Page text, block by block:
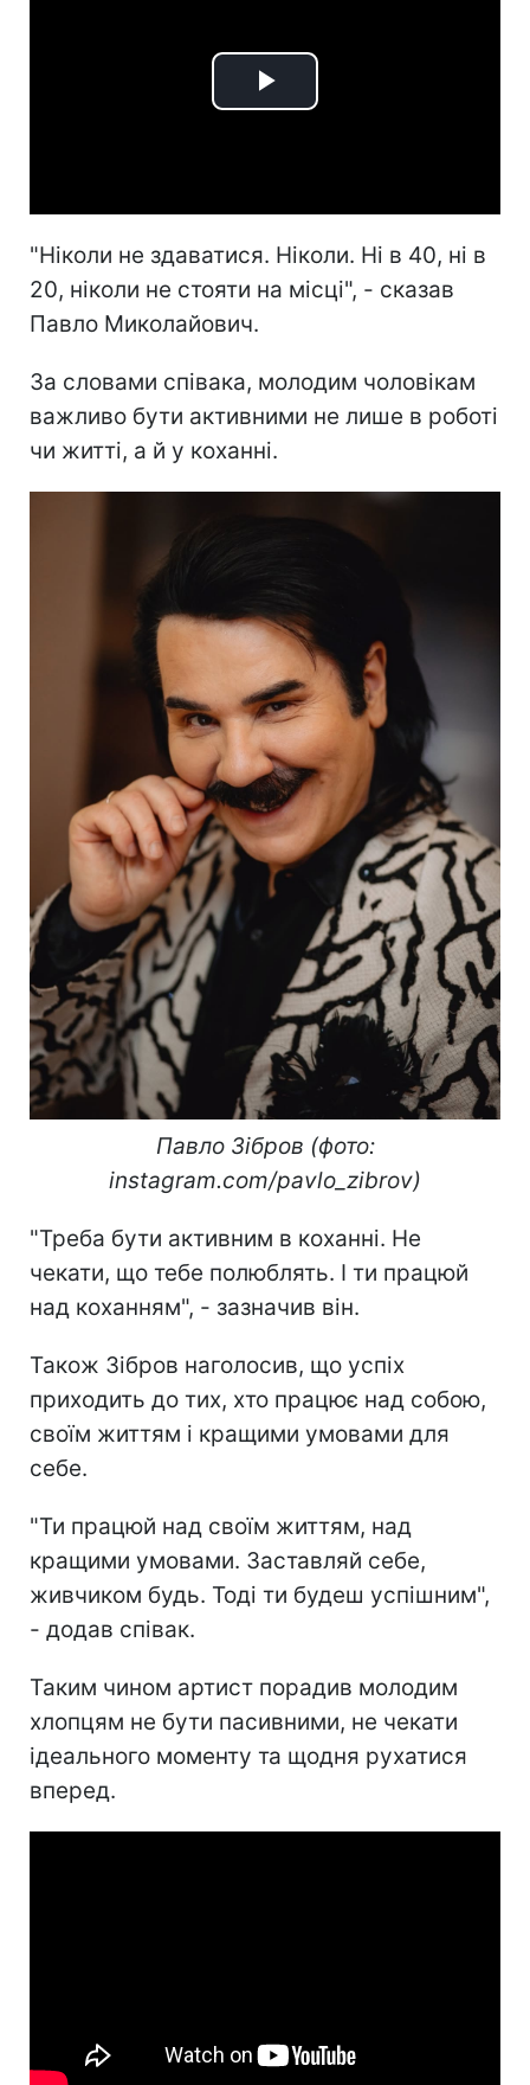
Play
"Ніколи не здаватися. Ніколи. Ні в 40, ні в
20, ніколи не стояти на місці", - сказав
Павло Миколайович.
За словами співака, молодим чоловікам
важливо бути активними не лише в роботі
чи житті, а й у коханні.
Павло Зібров (фото:
instagram.com/pavlo_zibrov)
"Треба бути активним в коханні. Не
чекати, що тебе полюблять. І ти працюй
над коханням", - зазначив він.
Також Зібров наголосив, що успіх
приходить до тих, хто працює над собою,
своїм життям і кращими умовами для
себе.
"Ти працюй над своїм життям, над
кращими умовами. Заставляй себе,
живчиком будь. Тоді ти будеш успішним",
- додав співак.
Таким чином артист порадив молодим
хлопцям не бути пасивними, не чекати
ідеального моменту та щодня рухатися
вперед.